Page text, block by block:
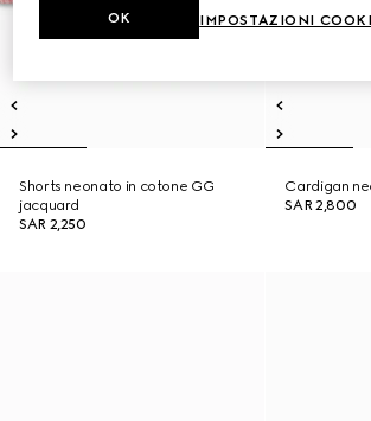
Shorts neonato in cotone GG
jacquard
SAR 2,250
Cardigan
SAR 2,800
IMPOSTAZIONI
OK